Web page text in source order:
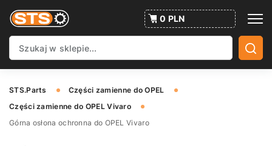
0 PLN
STS.Parts
Części zamienne do OPEL
Części zamienne do OPEL Vivaro
Górna osłona ochronna do OPEL Vivaro